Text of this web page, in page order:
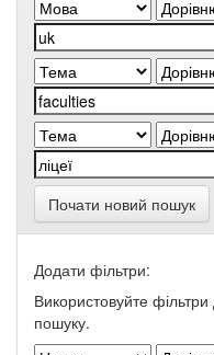
Почати новий пошук
Додати фільтри:
Використовуйте
пошуку.